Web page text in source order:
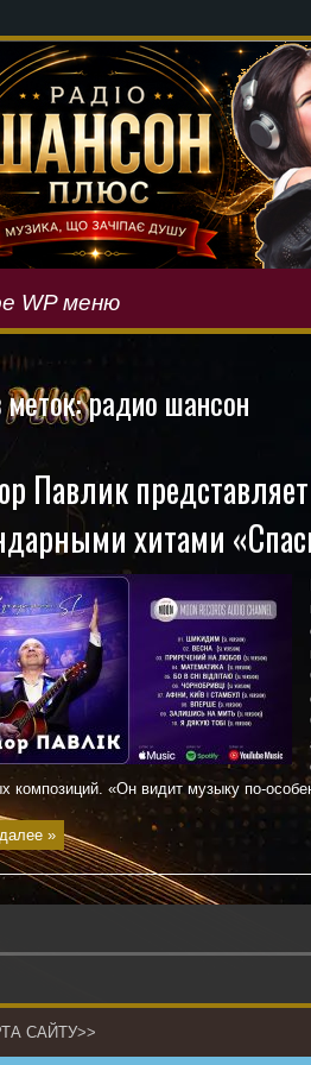
WP меню
меток:радио шансон
Павлик
хитами
композиций. «Он видит музыку по-
»
САЙТУ>>